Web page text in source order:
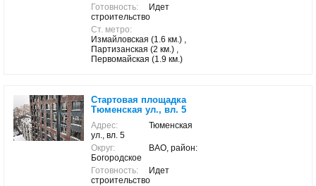
Готовность:
Идет
строительство
Ст. метро:
Измайловская (1.6 км.) ,
Партизанская (2 км.) ,
Первомайская (1.9 км.)
Стартовая площадка
Тюменская ул., вл. 5
Адрес:
Тюменская
ул., вл. 5
Округ:
ВАО, район:
Богородское
Готовность:
Идет
строительство